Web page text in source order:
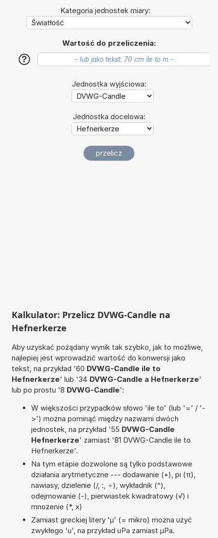
Kategoria jednostek miary:
Wartość do przeliczenia:
?
Jednostka wyjściowa:
Jednostka docelowa:
Kalkulator: Przelicz DVWG-Candle na
Hefnerkerze
Aby uzyskać pożądany wynik tak szybko, jak to możliwe,
najlepiej jest wprowadzić wartość do konwersji jako
tekst, na przykład '60 DVWG-Candle ile to
Hefnerkerze' lub '34 DVWG-Candle a Hefnerkerze'
lub po prostu '8 DVWG-Candle':
W większości przypadków słowo 'ile to' (lub '=' / '-
>') można pominąć między nazwami dwóch
jednostek, na przykład '55 DVWG-Candle
Hefnerkerze' zamiast '81 DVWG-Candle ile to
Hefnerkerze'.
Na tym etapie dozwolone są tylko podstawowe
działania arytmetyczne --- dodawanie (+), pi (π),
nawiasy, dzielenie (/, :, ÷), wykładnik (^),
odejmowanie (-), pierwiastek kwadratowy (√) i
mnożenie (*, x)
Zamiast greckiej litery 'µ' (= mikro) można użyć
zwykłego 'u', na przykład uPa zamiast µPa.